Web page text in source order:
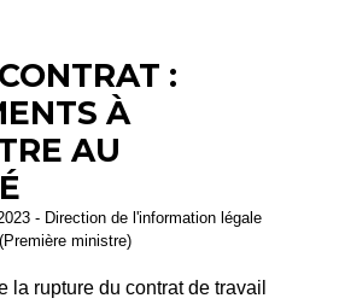
:
À
AU
- Direction de l'information légale
ministre)
la rupture du contrat de travail